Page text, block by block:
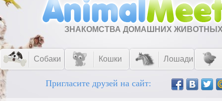
ЗНАКОМСТВА ДОМАШНИХ
Собаки Кошки Лошади
Пригласите друзей на сайт: